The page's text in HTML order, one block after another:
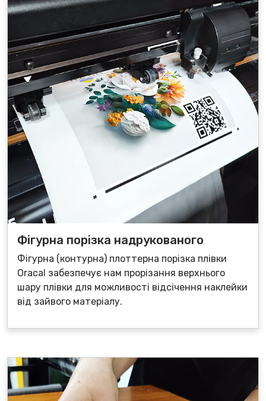
Фігурна порізка надрукованого
Фігурна (контурна) плоттерна порізка плівки
Oracal забезпечує нам прорізання верхнього
шару плівки для можливості відсічення наклейки
від зайвого матеріалу.